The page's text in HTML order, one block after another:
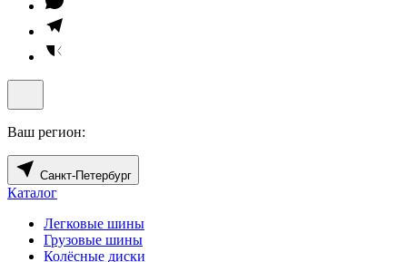
Ваш регион:
Санкт-Петербург
Каталог
Легковые шины
Грузовые шины
Колёсные диски